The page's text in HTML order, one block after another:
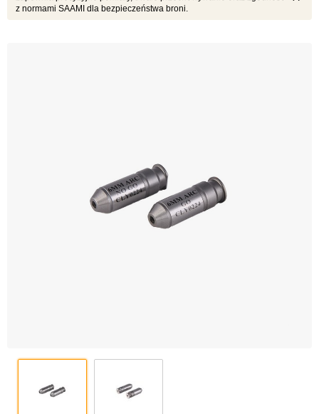
z normami SAAMI dla bezpieczeństwa broni.